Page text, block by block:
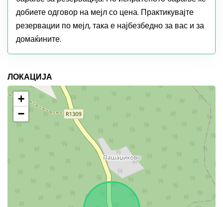
добиете одговор на мејл со цена. Практикувајте
резервации по мејл, така е најбезбедно за вас и за
домаќините.
ЛОКАЦИЈА
+
−